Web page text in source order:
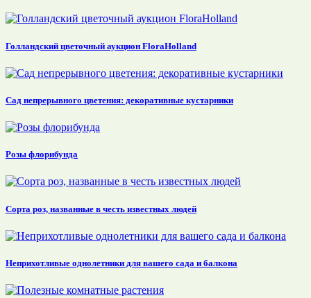
Голландский цветочный аукцион FloraHolland
Сад непрерывного цветения: декоративные кустарники
Розы флорибунда
Сорта роз, названные в честь известных людей
Неприхотливые однолетники для вашего сада и балкона